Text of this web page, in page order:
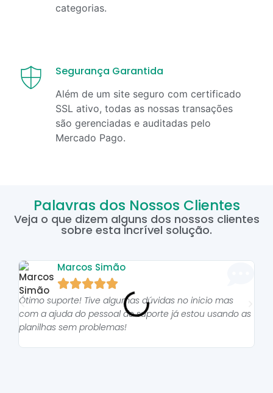
categorias.
Segurança Garantida
Além de um site seguro com certificado
SSL ativo, todas as nossas transações
são gerenciadas e auditadas pelo
Mercado Pago.
Palavras dos Nossos Clientes
Veja o que dizem alguns dos nossos clientes
sobre esta incrível solução.
Marcos Simão

Ótimo suporte! Tive algumas dúvidas no inicio mas
com a ajuda do pessoal do suporte já estou usando as
planilhas sem problemas!